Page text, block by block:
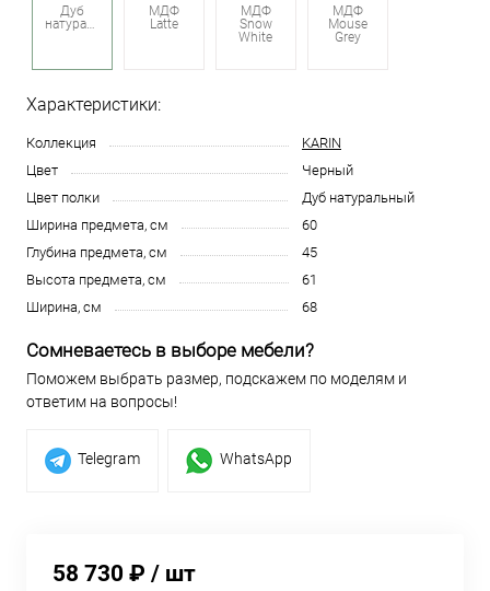
Дуб
натуральный
МДФ
Latte
МДФ
Snow
White
МДФ
Mouse
Grey
Характеристики:
Коллекция
KARIN
Цвет
Черный
Цвет полки
Дуб натуральный
Ширина предмета, см
60
Глубина предмета, см
45
Высота предмета, см
61
Ширина, см
68
Сомневаетесь в выборе мебели?
Поможем выбрать размер, подскажем по моделям и
ответим на вопросы!
Telegram WhatsApp
58 730 ₽ / шт